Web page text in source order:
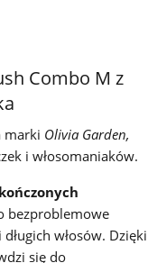
Combo M z
marki Olivia Garden,
i włosomaniaków.
bezproblemowe
włosów. Dzięki
się do